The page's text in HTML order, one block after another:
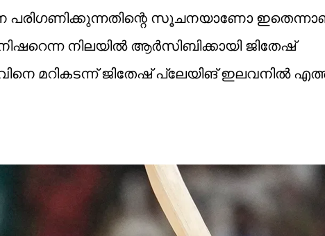
പരിഗണിക്കുന്നതിന്റെ സൂചനയാണോ
നിലയില്‍ ആര്‍സിബിക്കായി ജിതേഷ്
മറികടന്ന് ജിതേഷ് പ്ലേയിങ് ഇലവനില്‍